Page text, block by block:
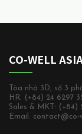
CO-WELL
Tòa nhà 3D, số 3
HR: (+84) 24 6297
Sales & MKT: (+84)
Email: contact@co-